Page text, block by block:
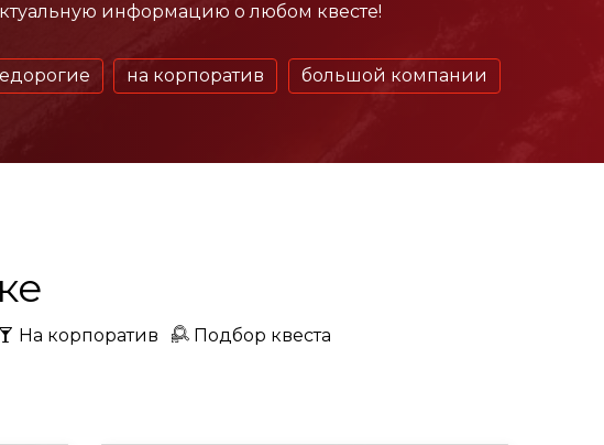
информацию о любом квесте!
на корпоратив большой компании
На корпоратив Подбор квеста